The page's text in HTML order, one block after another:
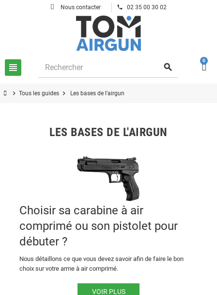
Nous contacter phone 02 35 00 30 02
view_headline search
0
chevron_right Tous les guides chevron_right Les bases de l'airgun
LES BASES DE L'AIRGUN
Choisir sa carabine à air
comprimé ou son pistolet pour
débuter ?
Nous détaillons ce que vous devez savoir afin de faire le bon
choix sur votre arme à air comprimé.
VOIR PLUS